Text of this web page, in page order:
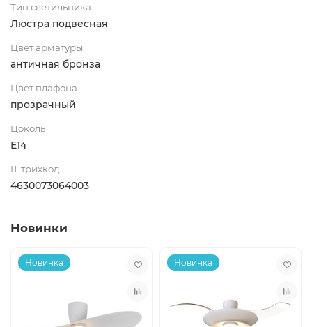
Тип светильника
Люстра подвесная
Цвет арматуры
античная бронза
Цвет плафона
прозрачный
Цоколь
E14
Штрихкод
4630073064003
Новинки
Новинка Новинка